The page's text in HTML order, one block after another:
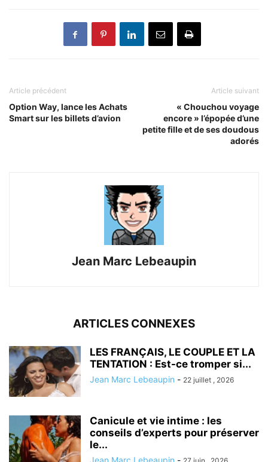
Article précédent
Option Way, lance les Achats
Smart sur les billets d’avion
Article suivant
« Chouchou voyage
encore » l’épopée d’une
petite fille et de ses doudous
adorés
Jean Marc Lebeaupin
ARTICLES CONNEXES
LES FRANÇAIS, LE COUPLE ET LA
TENTATION : Est-ce tromper si...
Jean Marc Lebeaupin - 22 juillet , 2026
Canicule et vie intime : les
conseils d’experts pour préserver
le...